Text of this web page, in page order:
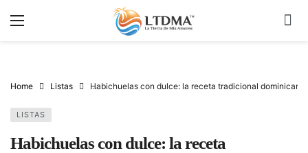
Home Listas Habichuelas con dulce: la receta tradicional
LISTAS
Habichuelas con dulce: la receta